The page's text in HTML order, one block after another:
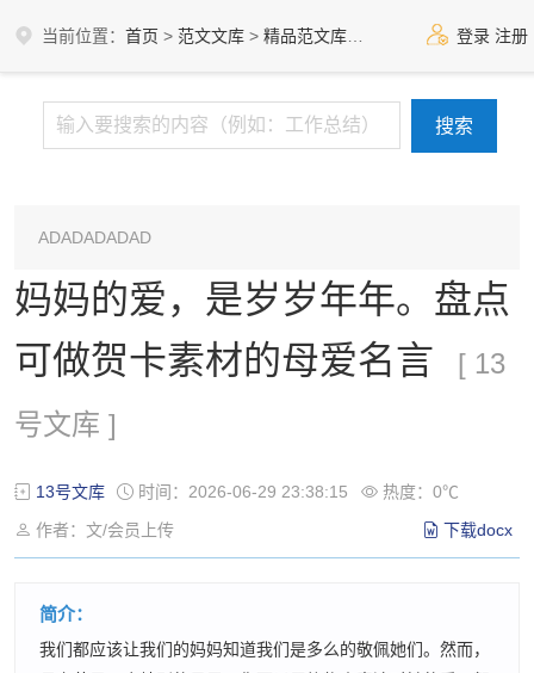
当前位置： 首页 > 范文文库 > 精品范文库 13号文库 登录 注册
ADADADADAD
妈妈的爱，是岁岁年年。盘点
可做贺卡素材的母爱名言
[ 13
号文库 ]
13号文库 时间：2026-06-29 23:38:15
热度：0℃
作者：文/会员上传
下载docx
简介：
我们都应该让我们的妈妈知道我们是多么的敬佩她们。然而，